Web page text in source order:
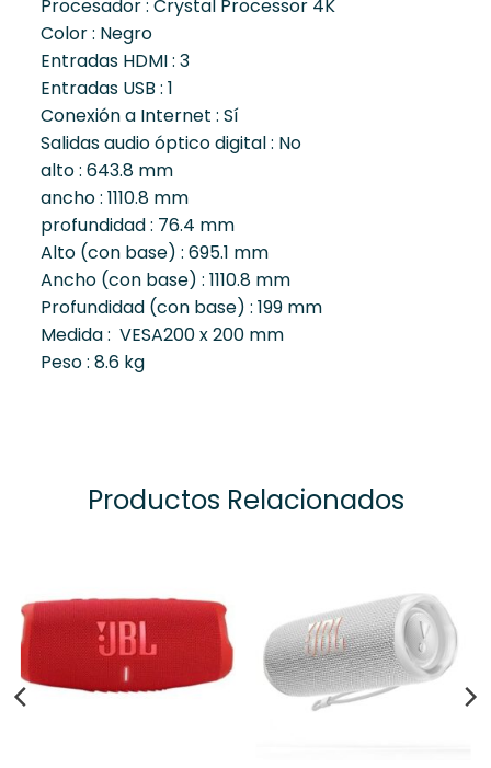
Procesador : Crystal Processor 4K
Color : Negro
Entradas HDMI : 3
Entradas USB : 1
Conexión a Internet : Sí
Salidas audio óptico digital : No
alto : 643.8 mm
ancho : 1110.8 mm
profundidad : 76.4 mm
Alto (con base) : 695.1 mm
Ancho (con base) : 1110.8 mm
Profundidad (con base) : 199 mm
Medida : VESA200 x 200 mm
Peso : 8.6 kg
Productos Relacionados